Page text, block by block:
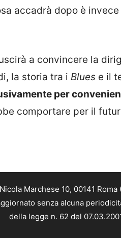
accadrà dopo è invece
a convincere la
la storia tra i Blues e il
per
comportare per il
Marchese 10, 00141
senza alcuna
della legge n. 62 del